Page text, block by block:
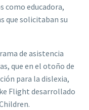
como educadora,
que solicitaban su
de asistencia
que en el otoño de
para la dislexia,
Flight desarrollado